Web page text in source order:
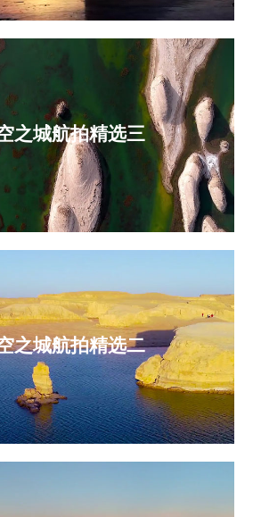
之城航拍精选三
之城航拍精选二